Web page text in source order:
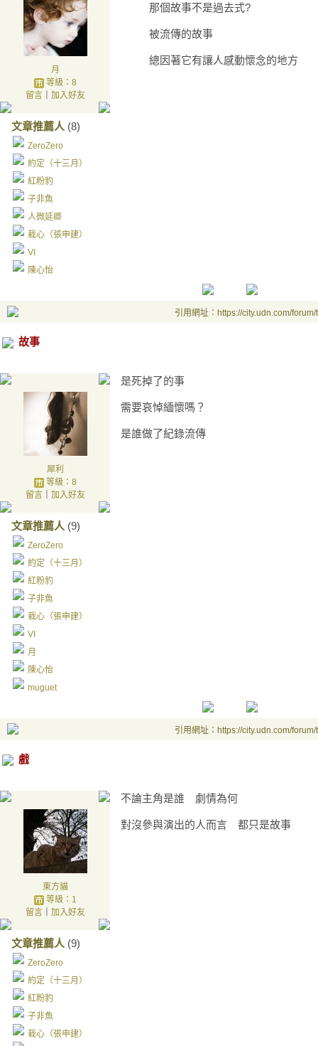
月
等級：8
留言｜ 加入好友
文章推薦人 (8)
ZeroZero
約定（十三月）
紅粉豹
子非魚
人微延卿
栽心（張申建）
VI
陳心怡
那個故事不是過去式?
被流傳的故事
總因著它有讓人感動懷念的地方
引用網址：https://city.udn.com/
故事
犀利
等級：8
留言｜ 加入好友
文章推薦人 (9)
ZeroZero
約定（十三月）
紅粉豹
子非魚
栽心（張申建）
VI
月
陳心怡
muguet
是死掉了的事
需要哀悼緬懷嗎？
是誰做了紀錄流傳
引用網址：https://city.udn.com/
戲
東方貓
等級：1
留言｜ 加入好友
文章推薦人 (9)
ZeroZero
約定（十三月）
紅粉豹
子非魚
栽心（張申建）
不論主角是誰 劇情為何
對沒參與演出的人而言 都只是故事